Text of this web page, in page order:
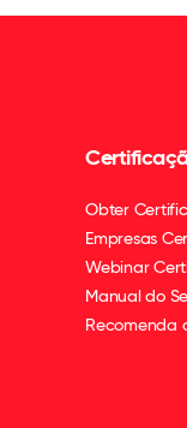
Obter
Empresas
Webinar
Manual do
Recomenda